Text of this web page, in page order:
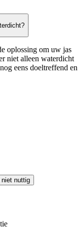
oplossing om uw jas
niet alleen waterdicht
eens doeltreffend en
nuttig